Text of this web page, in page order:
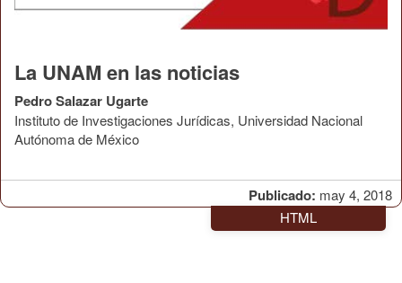
Publicado: may 4, 2018
La UNAM en las noticias
Pedro Salazar Ugarte
Instituto de Investigaciones Jurídicas, Universidad Nacional
Autónoma de México
HTML